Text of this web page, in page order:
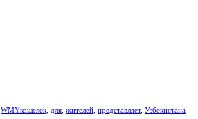
WMYкошелек для жителей представляет, Узбекистана